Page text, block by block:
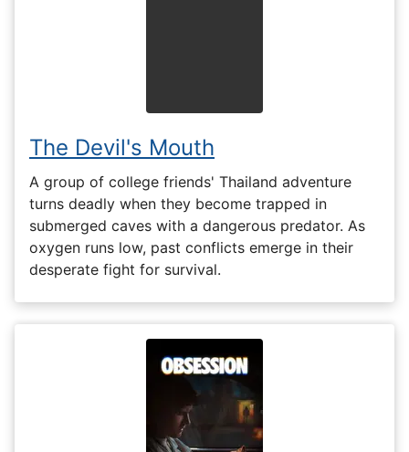
The Devil's Mouth
A group of college friends' Thailand adventure
turns deadly when they become trapped in
submerged caves with a dangerous predator. As
oxygen runs low, past conflicts emerge in their
desperate fight for survival.